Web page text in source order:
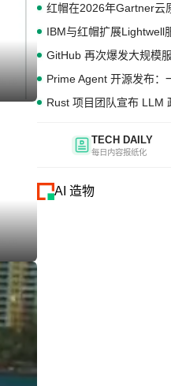
红帽在2026年Gartner云
IBM与红帽扩展Lightwell
GitHub 再次爆发大规模
Prime Agent 开源发布：
Rust 项目团队宣布 LLM
TECH DAILY
每日内容报纸化
AI 造物